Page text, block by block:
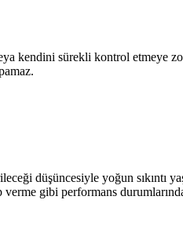
kendini sürekli kontrol etmeye
düşüncesiyle yoğun sıkıntı
gibi performans